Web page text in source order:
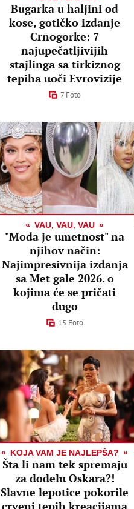
Bugarka u haljini od
kose, gotičko izdanje
Crnogorke: 7
najupečatljivijih
stajlinga sa tirkiznog
tepiha uoči Evrovizije
7 Foto
VAU, VAU, VAU
"Moda je umetnost" na
njihov način:
Najimpresivnija izdanja
sa Met gale 2026. o
kojima će se pričati
dugo
15 Foto
KOJA VAM JE NAJLEPŠA?
Šta li nam tek spremaju
za dodelu Oskara?!
Slavne lepotice pokorile
crveni tepih kreacijama